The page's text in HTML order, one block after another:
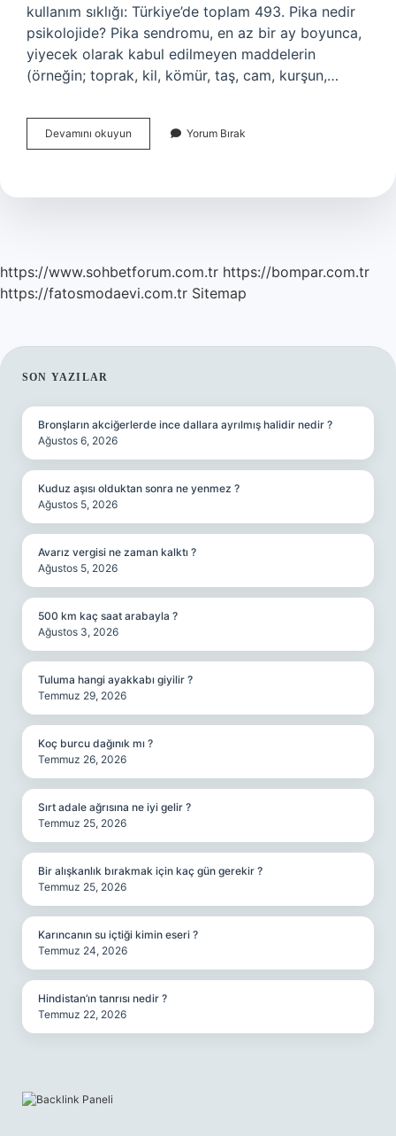
kullanım sıklığı: Türkiye’de toplam 493. Pika nedir
psikolojide? Pika sendromu, en az bir ay boyunca,
yiyecek olarak kabul edilmeyen maddelerin
(örneğin; toprak, kil, kömür, taş, cam, kurşun,…
Devamını okuyun
Isminin
Yorum Bırak
https://www.sohbetforum.com.tr https://bompar.com.tr
https://fatosmodaevi.com.tr Sitemap
SIDEBAR
SON YAZILAR
Bronşların akciğerlerde ince dallara ayrılmış halidir nedir ?
Ağustos 6, 2026
Kuduz aşısı olduktan sonra ne yenmez ?
Ağustos 5, 2026
Avarız vergisi ne zaman kalktı ?
Ağustos 5, 2026
500 km kaç saat arabayla ?
Ağustos 3, 2026
Tuluma hangi ayakkabı giyilir ?
Temmuz 29, 2026
Koç burcu dağınık mı ?
Temmuz 26, 2026
Sırt adale ağrısına ne iyi gelir ?
Temmuz 25, 2026
Bir alışkanlık bırakmak için kaç gün gerekir ?
Temmuz 25, 2026
Karıncanın su içtiği kimin eseri ?
Temmuz 24, 2026
Hindistan’ın tanrısı nedir ?
Temmuz 22, 2026